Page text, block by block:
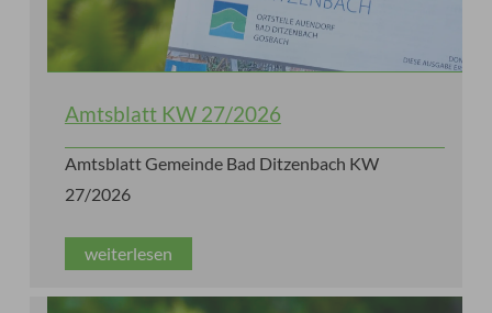
Amtsblatt KW 27/2026
Amtsblatt Gemeinde Bad Ditzenbach KW
27/2026
weiterlesen